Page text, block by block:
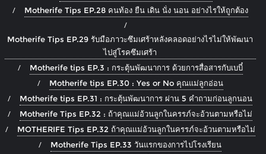
Motherife Tips EP.28 คนท้อง ยืน เดิน นั่ง นอน อย่างไรให้ถูกต้อง
Motherife Tips EP.29 รับมือภาวะซึมเศร้าหลังคลอดอย่างไรไม่ให้พัฒนา
ไปสู่โรคซึมเศร้า
Motherife tips EP.3 : กระตุ้นพัฒนาการ ด้วยการสื่อสารกับเบบี๋
Motherife tips EP.30 : Yes or No คุณแม่ลูกอ่อน
Motherife tips EP.31 : กระตุ้นพัฒนาการ ผ่าน 5 คำถามก่อนลูกนอน
Motherife Tips EP.32 : ถ้าคุณแม่อ้วนลูกในครรภ์จะอ้วนตามหรือไม่
MOTHERIFE Tips EP.32 ถ้าคุณแม่อ้วนลูกในครรภ์จะอ้วนตามหรือไม่
Motherife Tips EP.33 วันแรกของการไปโรงเรียน